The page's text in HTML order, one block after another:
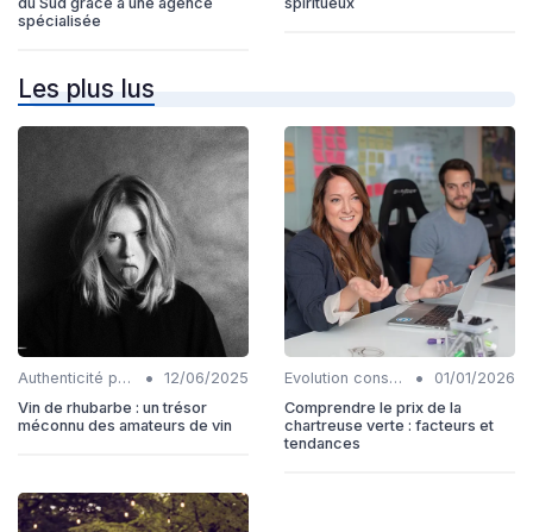
spécialisée
Les plus lus
Authenticité produits •
12/06/2025
Vin de rhubarbe : un trésor
méconnu des amateurs de vin
Evolution consommation •
01/01/2026
Comprendre le prix de la
chartreuse verte : facteurs et
tendances